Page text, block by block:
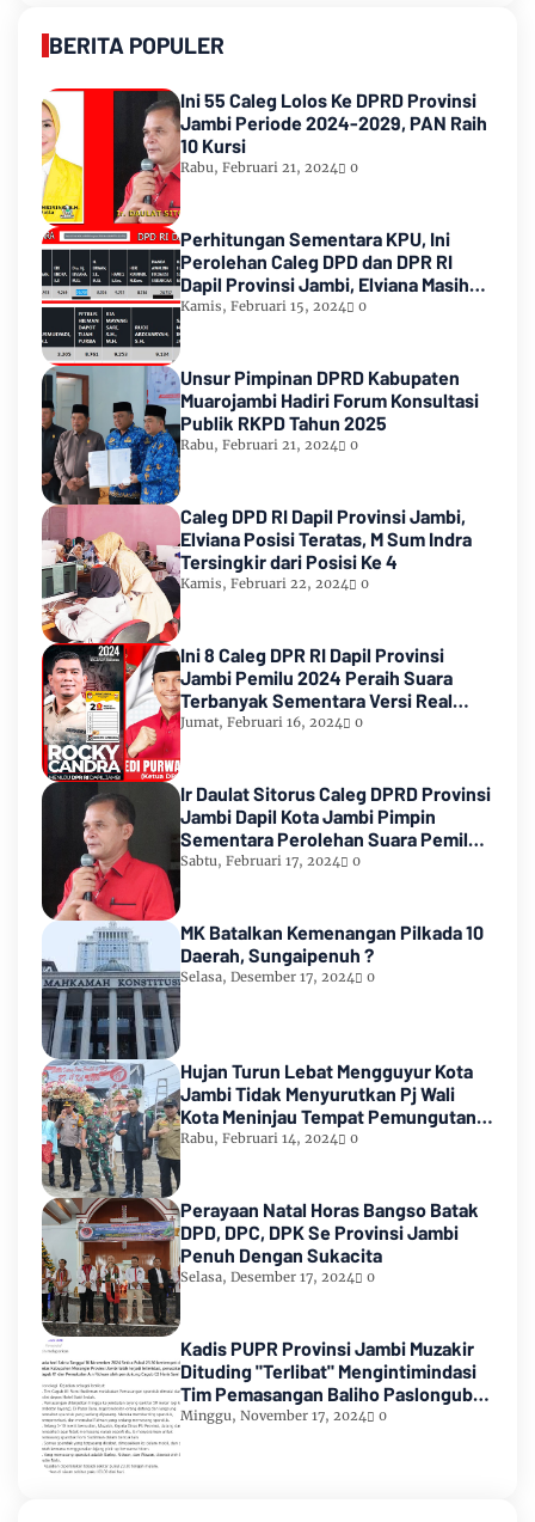
BERITA POPULER
Ini 55 Caleg Lolos Ke DPRD Provinsi
Jambi Periode 2024-2029, PAN Raih
10 Kursi
Rabu, Februari 21, 2024 0
Perhitungan Sementara KPU, Ini
Perolehan Caleg DPD dan DPR RI
Dapil Provinsi Jambi, Elviana Masih
Urutan Kedua Teratas
Kamis, Februari 15, 2024 0
Unsur Pimpinan DPRD Kabupaten
Muarojambi Hadiri Forum Konsultasi
Publik RKPD Tahun 2025
Rabu, Februari 21, 2024 0
Caleg DPD RI Dapil Provinsi Jambi,
Elviana Posisi Teratas, M Sum Indra
Tersingkir dari Posisi Ke 4
Kamis, Februari 22, 2024 0
Ini 8 Caleg DPR RI Dapil Provinsi
Jambi Pemilu 2024 Peraih Suara
Terbanyak Sementara Versi Real
Count KPU RI
Jumat, Februari 16, 2024 0
Ir Daulat Sitorus Caleg DPRD Provinsi
Jambi Dapil Kota Jambi Pimpin
Sementara Perolehan Suara Pemilu
2024
Sabtu, Februari 17, 2024 0
MK Batalkan Kemenangan Pilkada 10
Daerah, Sungaipenuh ?
Selasa, Desember 17, 2024 0
Hujan Turun Lebat Mengguyur Kota
Jambi Tidak Menyurutkan Pj Wali
Kota Meninjau Tempat Pemungutan
Suara Pemilu 2024
Rabu, Februari 14, 2024 0
Perayaan Natal Horas Bangso Batak
DPD, DPC, DPK Se Provinsi Jambi
Penuh Dengan Sukacita
Selasa, Desember 17, 2024 0
Kadis PUPR Provinsi Jambi Muzakir
Dituding "Terlibat" Mengintimindasi
Tim Pemasangan Baliho Paslongub
Romi-Sudirman
Minggu, November 17, 2024 0